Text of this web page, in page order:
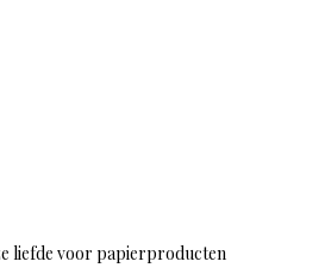
liefde voor papierproducten